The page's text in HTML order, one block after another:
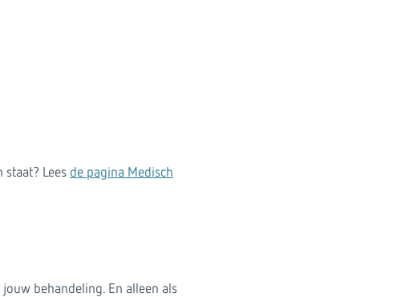
staat? Lees de pagina Medisch
behandeling. En alleen als